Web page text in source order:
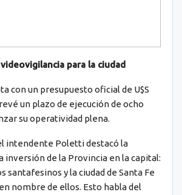
para la ciudad
con un presupuesto oficial de U$S
un plazo de ejecución de ocho
su operatividad plena.
intendente Poletti destacó la
inversión de la Provincia en la capital:
santafesinos y la ciudad de Santa Fe
nombre de ellos. Esto habla del